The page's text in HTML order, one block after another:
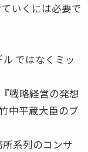
いくには必要で
ではなくミッ
戦略経営の発想
中平蔵大臣のブ
系列のコンサ